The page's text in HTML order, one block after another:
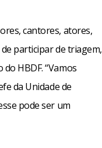
cantores, atores,
participar de triagem,
HBDF. “Vamos
da Unidade de
pode ser um